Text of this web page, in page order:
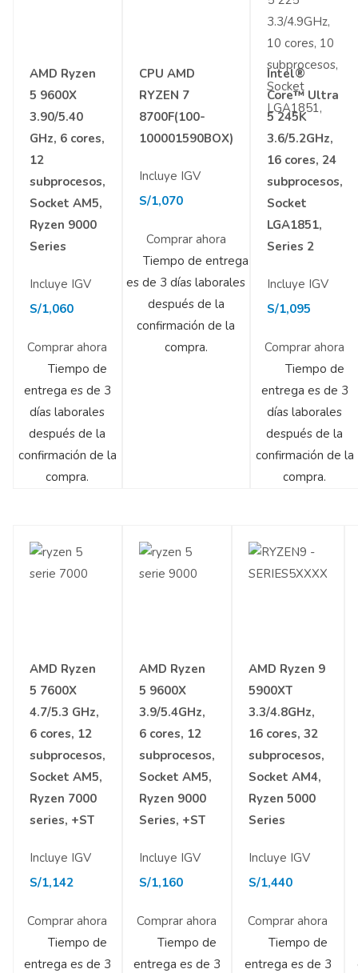
AMD Ryzen
5 9600X
3.90/5.40
GHz, 6 cores,
12
subprocesos,
Socket AM5,
Ryzen 9000
Series
Incluye IGV
S/1,060
Comprar ahora
Tiempo de
entrega es de 3
días laborales
después de la
confirmación de la
compra.
CPU AMD
RYZEN 7
8700F(100-
100001590BOX)
Incluye IGV
S/1,070
Comprar ahora
Tiempo de entrega
es de 3 días laborales
después de la
confirmación de la
compra.
Intel®
Core™ Ultra
5 245K
3.6/5.2GHz,
16 cores, 24
subprocesos,
Socket
LGA1851,
Series 2
Incluye IGV
S/1,095
Comprar ahora
Tiempo de
entrega es de 3
días laborales
después de la
confirmación de la
compra.
AMD Ryzen
5 7600X
4.7/5.3 GHz,
6 cores, 12
subprocesos,
Socket AM5,
Ryzen 7000
series, +ST
Incluye IGV
S/1,142
Comprar ahora
Tiempo de
entrega es de 3
AMD Ryzen
5 9600X
3.9/5.4GHz,
6 cores, 12
subprocesos,
Socket AM5,
Ryzen 9000
Series, +ST
Incluye IGV
S/1,160
Comprar ahora
Tiempo de
entrega es de 3
AMD Ryzen 9
5900XT
3.3/4.8GHz,
16 cores, 32
subprocesos,
Socket AM4,
Ryzen 5000
Series
Incluye IGV
S/1,440
Comprar ahora
Tiempo de
entrega es de 3